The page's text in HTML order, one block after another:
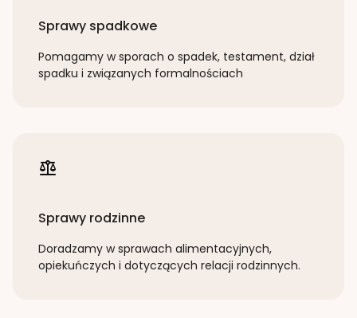
Sprawy spadkowe
Pomagamy w sporach o spadek, testament, dział
spadku i związanych formalnościach
Sprawy rodzinne
Doradzamy w sprawach alimentacyjnych,
opiekuńczych i dotyczących relacji rodzinnych.